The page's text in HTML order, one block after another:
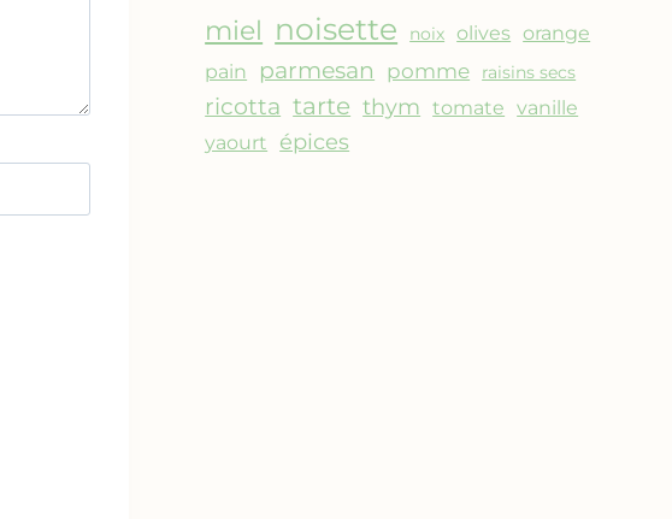
miel noisette noix olives orange
pain
parmesan pomme raisins secs
ricotta tarte thym tomate vanille
yaourt épices